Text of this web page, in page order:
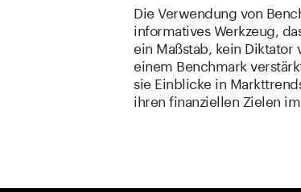
Die Verwendung von
informatives Werkzeug,
ein Maßstab, kein
einem Benchmark
sie Einblicke in
ihren finanziellen Zielen